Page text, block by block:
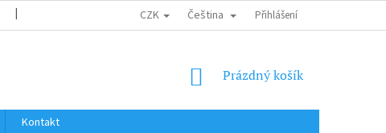
DOPRAVA DO EU / INTERNATIONAL SHIPPING OBCHODNÍ PODMÍNKY
CZK Čeština Přihlášení
NÁKUPNÍ
Prázdný košík
Kontakt